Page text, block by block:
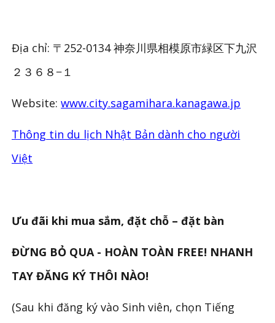
Địa chỉ: 〒252-0134 神奈川県相模原市緑区下九沢
２３６８−１
Website:www.city.sagamihara.kanagawa.jp
Thông tin du lịch Nhật Bản dành cho người
Việt
Ưu đãi khi mua sắm, đặt chỗ – đặt bàn
ĐỪNG BỎ QUA - HOÀN TOÀN FREE! NHANH
TAY ĐĂNG KÝ THÔI NÀO!
(Sau khi đăng ký vào Sinh viên, chọn Tiếng